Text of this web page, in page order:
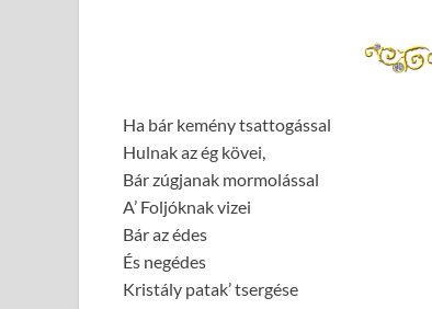
Ha bár kemény tsattogással
Hulnak az ég kövei,
Bár zúgjanak mormolással
A’ Foljóknak vizei
Bár az édes
És negédes
Kristály patak’ tsergése